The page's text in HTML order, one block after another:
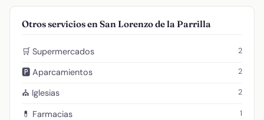
Otros servicios en San Lorenzo de la Parrilla
🛒 Supermercados 2
🅿️ Aparcamientos 2
⛪ Iglesias 2
💊 Farmacias 1